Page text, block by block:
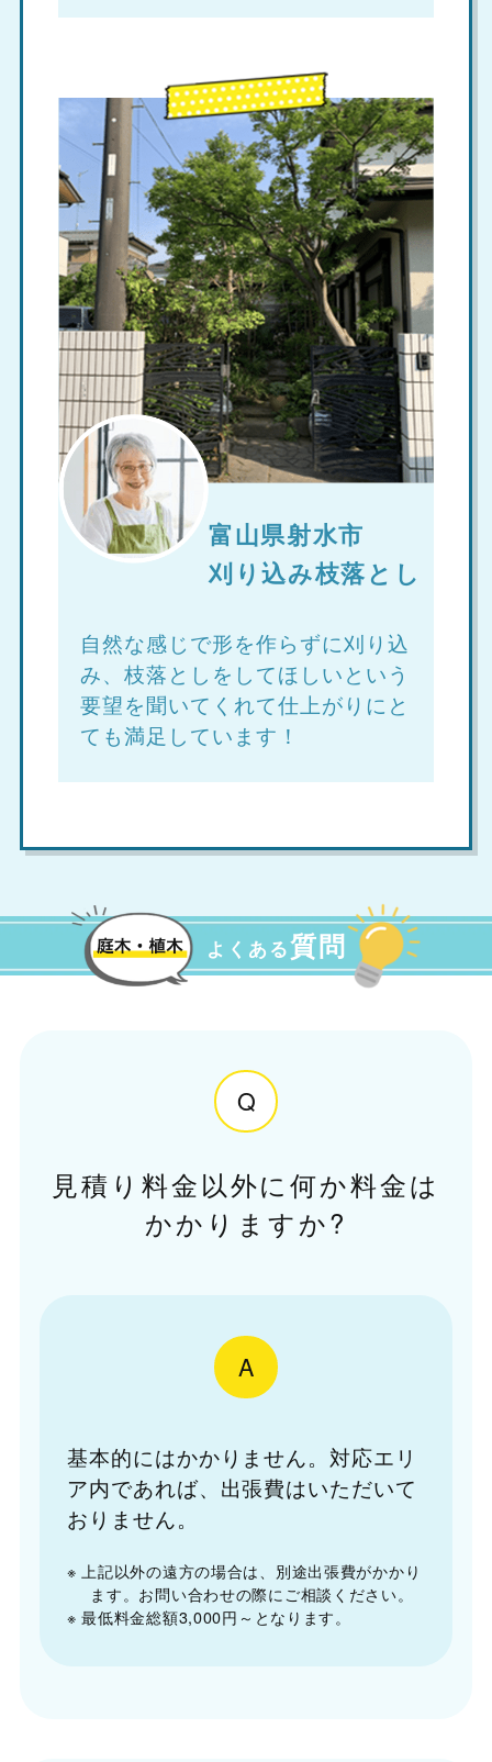
富山県射水市
刈り込み枝落とし
自然な感じで形を作らずに刈り込
み、枝落としをしてほしいという
要望を聞いてくれて仕上がりにと
ても満足しています！
よくある質問
Q
見積り料金以外に何か料金は
かかりますか?
A
基本的にはかかりません。対応エリ
ア内であれば、出張費はいただいて
おりません。
※ 上記以外の遠方の場合は、別途出張費がかかり
ます。お問い合わせの際にご相談ください。
※ 最低料金総額3,000円～となります。